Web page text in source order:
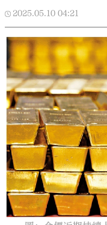
2025.05.10 04:21